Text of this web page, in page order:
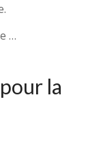
…
la